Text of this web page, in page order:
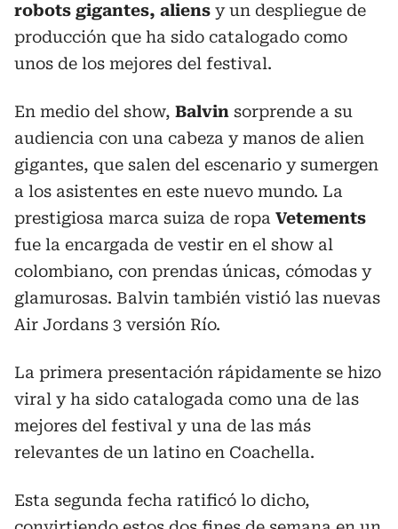
robots gigantes, aliens y un despliegue de
producción que ha sido catalogado como
unos de los mejores del festival.
En medio del show, Balvin sorprende a su
audiencia con una cabeza y manos de alien
gigantes, que salen del escenario y sumergen
a los asistentes en este nuevo mundo. La
prestigiosa marca suiza de ropa Vetements
fue la encargada de vestir en el show al
colombiano, con prendas únicas, cómodas y
glamurosas. Balvin también vistió las nuevas
Air Jordans 3 versión Río.
La primera presentación rápidamente se hizo
viral y ha sido catalogada como una de las
mejores del festival y una de las más
relevantes de un latino en Coachella.
Esta segunda fecha ratificó lo dicho,